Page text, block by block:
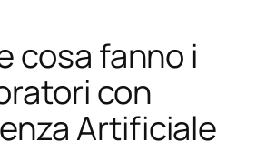
cosa fanno i
con
Artificiale